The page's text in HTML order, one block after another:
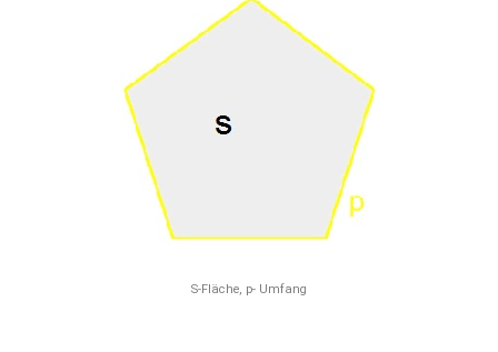
S-Fläche, p- Umfang